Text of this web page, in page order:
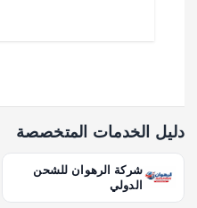
دليل الخدمات المتخصصة
شركة الرهوان للشحن
الدولي